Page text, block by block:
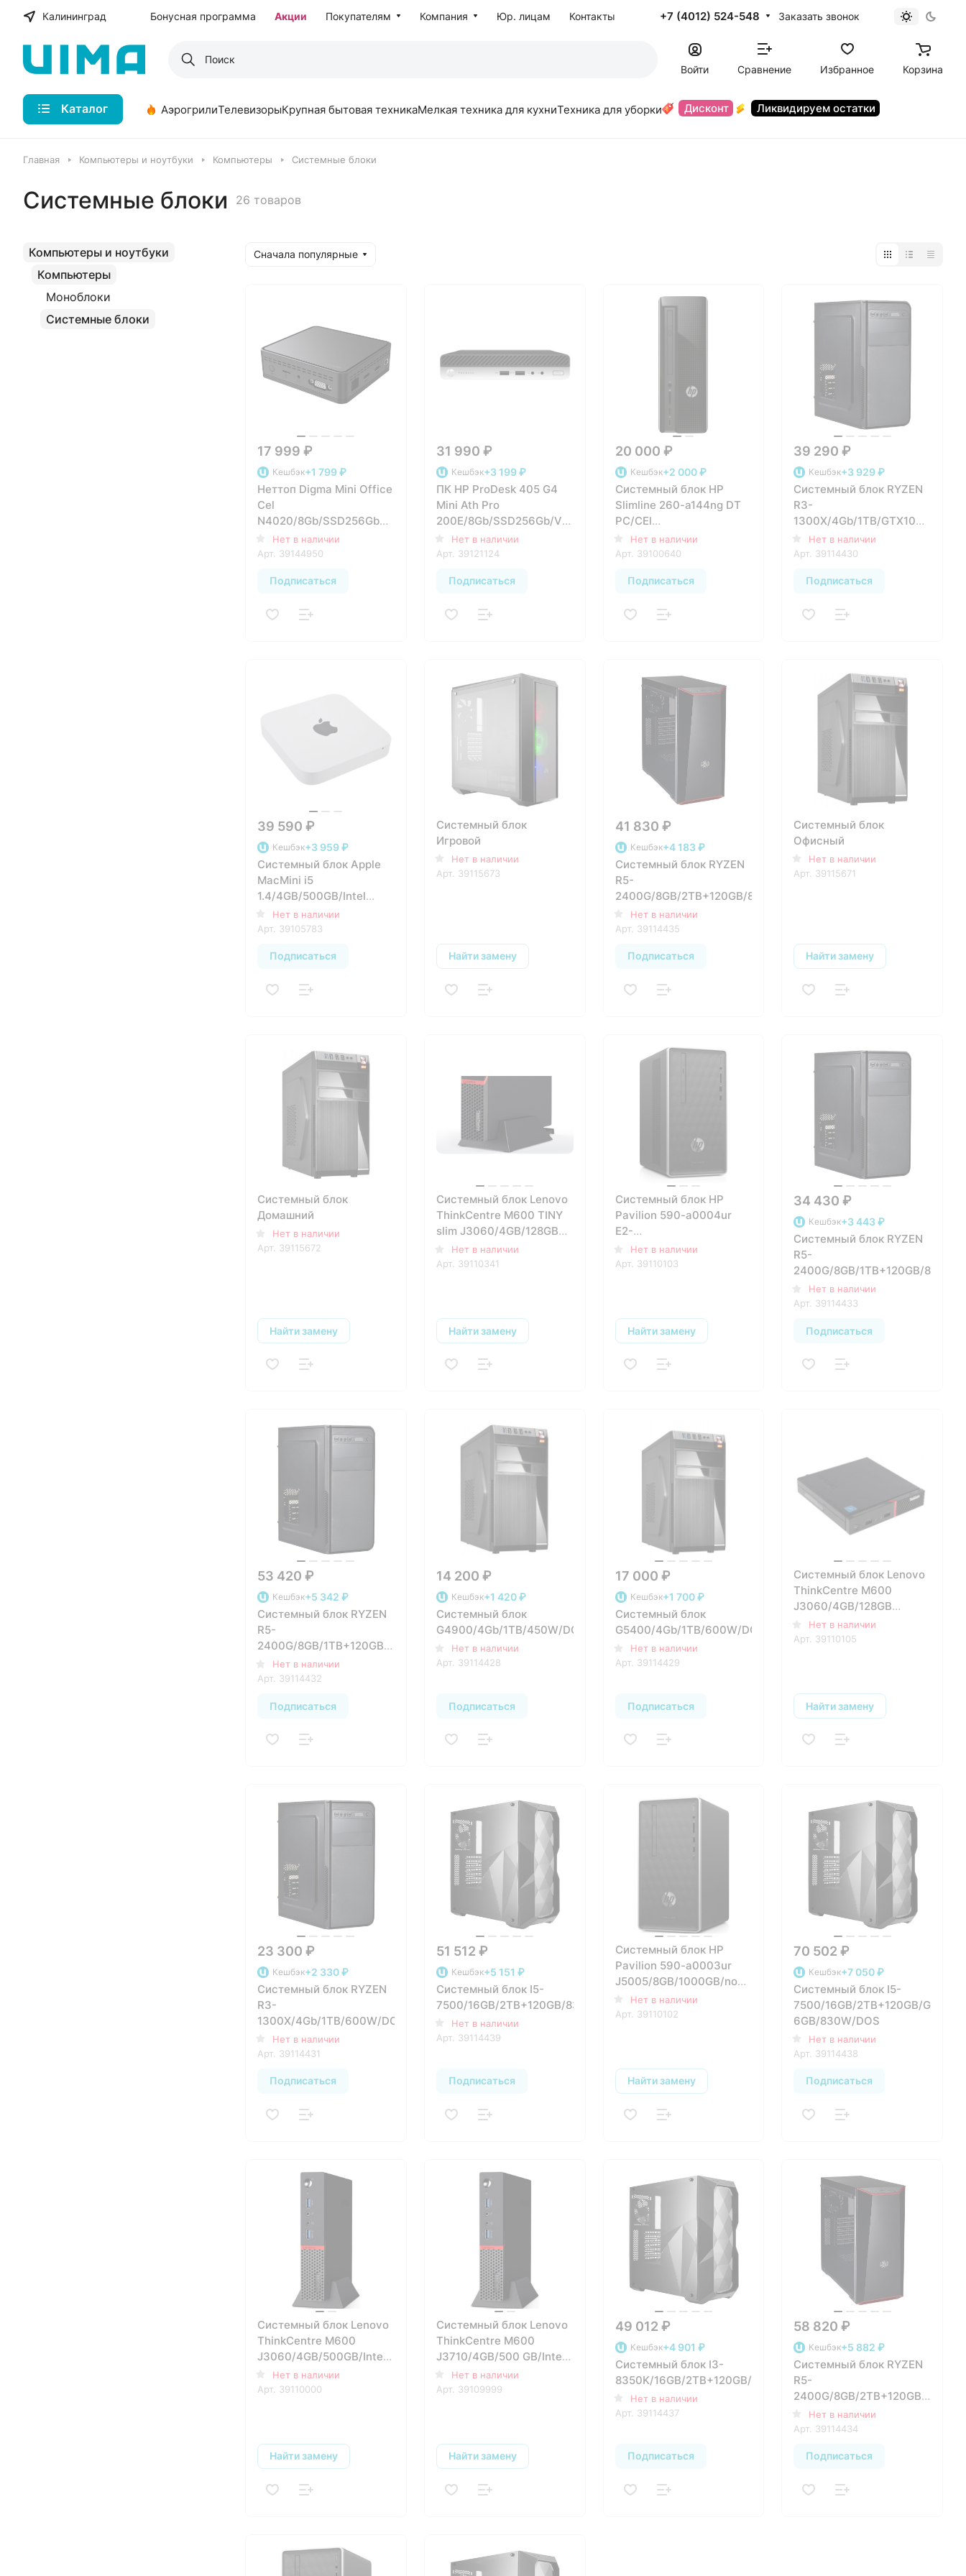
Калининград Бонусная программа Акции Покупателям Компания Юр. лицам Контакты +7 (4012) 524-548 Заказать звонок
Войти Сравнение Избранное Корзина
Каталог АэрогрилиТелевизорыКрупная бытовая техникаМелкая техника для кухниТехника для уборки Дисконт Ликвидируем остатки
Главная Компьютеры и ноутбуки Компьютеры Системные блоки
Системные блоки 26 товаров
Сначала популярные
17 999 ₽
Кешбэк+1 799 ₽
Неттоп Digma Mini Office
Cel
N4020/8Gb/SSD256Gb
UHDG 600/W11Pro
Нет в наличии
Арт. 39144950
Подписаться
31 990 ₽
Кешбэк+3 199 ₽
ПК HP ProDesk 405 G4
Mini Ath Pro
200E/8Gb/SSD256Gb/Vega
3/DOS/kb/m/черный
Нет в наличии
Арт. 39121124
Подписаться
20 000 ₽
Кешбэк+2 000 ₽
Системный блок HP
Slimline 260-a144ng DT
PC/CEl
J3060/4GB/1TB/IntelHD/Win10
64
Нет в наличии
Арт. 39100640
Подписаться
39 290 ₽
Кешбэк+3 929 ₽
Системный блок RYZEN
R3-
1300X/4Gb/1TB/GTX1060
3GB/600W/DOS
Нет в наличии
Арт. 39114430
Подписаться
39 590 ₽
Кешбэк+3 959 ₽
Системный блок Apple
MacMini i5
1.4/4GB/500GB/Intel
HD5000 (MGEM2)
Нет в наличии
Арт. 39105783
Подписаться
Системный блок
Игровой
Нет в наличии
Арт. 39115673
Найти замену
41 830 ₽
Кешбэк+4 183 ₽
Системный блок RYZEN
R5-
2400G/8GB/2TB+120GB/830W/DOS
Нет в наличии
Арт. 39114435
Подписаться
Системный блок
Офисный
Нет в наличии
Арт. 39115671
Найти замену
Системный блок
Домашний
Нет в наличии
Арт. 39115672
Найти замену
Системный блок Lenovo
ThinkCentre M600 TINY
slim J3060/4GB/128GB
SSD/Intel HD
Graphics/LAN/WiFi/BT/D
Нет в наличии
Арт. 39110341
Найти замену
Системный блок HP
Pavilion 590-a0004ur
E2-
9000/4GB/1000GB/DVD-
RW/AMD R2/DOS
Нет в наличии
Арт. 39110103
Найти замену
34 430 ₽
Кешбэк+3 443 ₽
Системный блок RYZEN
R5-
2400G/8GB/1TB+120GB/830W/
Нет в наличии
Арт. 39114433
Подписаться
53 420 ₽
Кешбэк+5 342 ₽
Системный блок RYZEN
R5-
2400G/8GB/1TB+120GB/GTX1060
6GB/830W/DOS
Нет в наличии
Арт. 39114432
Подписаться
14 200 ₽
Кешбэк+1 420 ₽
Системный блок
G4900/4Gb/1TB/450W/DOS
Нет в наличии
Арт. 39114428
Подписаться
17 000 ₽
Кешбэк+1 700 ₽
Системный блок
G5400/4Gb/1TB/600W/DOS
Нет в наличии
Арт. 39114429
Подписаться
Системный блок Lenovo
ThinkCentre M600
J3060/4GB/128GB
SSD/Intel HD
Graphics/LAN/WiFi/BT/Dos
Нет в наличии
Арт. 39110105
Найти замену
23 300 ₽
Кешбэк+2 330 ₽
Системный блок RYZEN
R3-
1300X/4Gb/1TB/600W/DOS
Нет в наличии
Арт. 39114431
Подписаться
51 512 ₽
Кешбэк+5 151 ₽
Системный блок I5-
7500/16GB/2TB+120GB/830W/DOS
Нет в наличии
Арт. 39114439
Подписаться
Системный блок HP
Pavilion 590-a0003ur
J5005/8GB/1000GB/noDVD/UHD600/W10
(4GL68EA)
Нет в наличии
Арт. 39110102
Найти замену
70 502 ₽
Кешбэк+7 050 ₽
Системный блок I5-
7500/16GB/2TB+120GB/
6GB/830W/DOS
Нет в наличии
Арт. 39114438
Подписаться
Системный блок Lenovo
ThinkCentre M600
J3060/4GB/500GB/Intel
HD Graphics
400/LAN/WiFi/BT/Dos
Нет в наличии
Арт. 39110000
Найти замену
Системный блок Lenovo
ThinkCentre M600
J3710/4GB/500 GB/Intel
HD Graphics
405/LAN/WiFi/BT/W10
Нет в наличии
Арт. 39109999
Найти замену
49 012 ₽
Кешбэк+4 901 ₽
Системный блок I3-
8350K/16GB/2TB+120GB/830W/DOS
Нет в наличии
Арт. 39114437
Подписаться
58 820 ₽
Кешбэк+5 882 ₽
Системный блок RYZEN
R5-
2400G/8GB/2TB+120GB/RX570
8GB/830W/DOS
Нет в наличии
Арт. 39114434
Подписаться
Компьютеры и ноутбуки
Компьютеры
Моноблоки
Системные блоки